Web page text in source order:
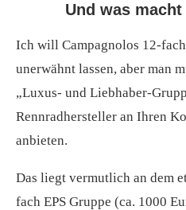
Und was
Ich will Campagnolos 12-
unerwähnt lassen, aber man
„Luxus- und Liebhaber-
Rennradhersteller an Ihren
anbieten.
Das liegt vermutlich an dem
fach EPS Gruppe (ca. 1000